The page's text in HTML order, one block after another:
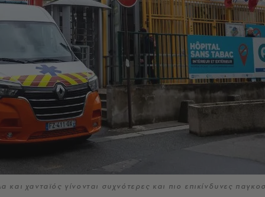
και χανταϊός γίνονται συχνότερες και πιο επικίνδυνες